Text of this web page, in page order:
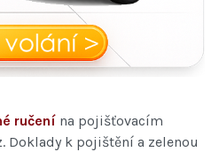
ručení na pojišťovacím
Doklady k pojištění a zelenou